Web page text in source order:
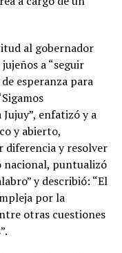
al gobernador
a “seguir
esperanza para
enfatizó y a
y abierto,
y resolver
nacional, puntualizó
y describió: “El
por la
otras cuestiones